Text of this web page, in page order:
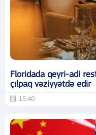
Floridada qeyri-adi
çılpaq vəziyyətdə edir
15:40